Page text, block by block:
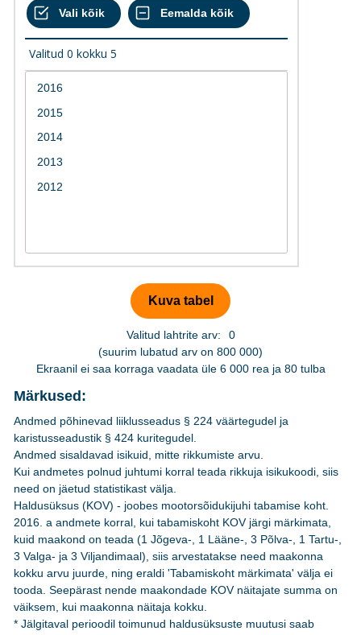
Valitud 0 kokku 5
Valitud lahtrite arv:
0
(suurim lubatud arv on 800 000)
Ekraanil ei saa korraga vaadata üle 6 000 rea ja 80 tulba
Märkused:
Andmed põhinevad liiklusseadus § 224 väärtegudel ja
karistusseadustik § 424 kuritegudel.
Andmed sisaldavad isikuid, mitte rikkumiste arvu.
Kui andmetes polnud juhtumi korral teada rikkuja isikukoodi, siis
need on jäetud statistikast välja.
Haldusüksus (KOV) - joobes mootorsõidukijuhi tabamise koht.
2016. a andmete korral, kui tabamiskoht KOV järgi märkimata,
kuid maakond on teada (1 Jõgeva-, 1 Lääne-, 3 Põlva-, 1 Tartu-,
3 Valga- ja 3 Viljandimaal), siis arvestatakse need maakonna
kokku arvu juurde, ning eraldi 'Tabamiskoht märkimata' välja ei
tooda. Seepärast nende maakondade KOV näitajate summa on
väiksem, kui maakonna näitaja kokku.
* Jälgitaval perioodil toimunud haldusüksuste muutusi saab